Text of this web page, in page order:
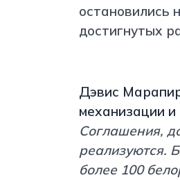
остановились
достигнутых
Дэвис
механизации
Соглашения,
реализуются.
более 100